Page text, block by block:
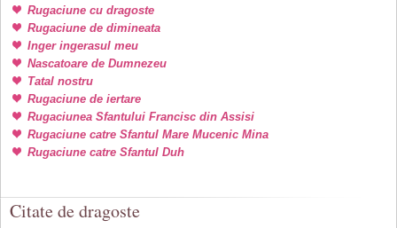
Rugaciune cu dragoste
Rugaciune de dimineata
Inger ingerasul meu
Nascatoare de Dumnezeu
Tatal nostru
Rugaciune de iertare
Rugaciunea Sfantului Francisc din Assisi
Rugaciune catre Sfantul Mare Mucenic Mina
Rugaciune catre Sfantul Duh
Citate de dragoste